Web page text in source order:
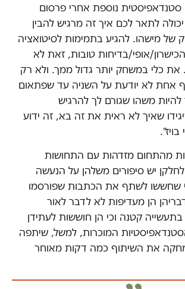
סטנדאפיסטית נוספת אחרי פרסום
לתאר לכם איך זה מרגיש להבין
של מישהו. להגיע בתמימות לסיטואציה
אופי/בדיחות טובות, זאת לא
כלי במשחק יותר גדול ממך. ולא רק
אחת לא יודעת על השניה עד שפתאום
משהו שגורם לך להרגיש
שאיך לא ראית את זה בא, זה ידוע
בויז".
מהתחום מזדהות עם התחושות
יש סיפורים משלהן על הנעשה
שחששו לשתף את הכתבות שפורסמו
הן מעדיפות לא לדבר לאור
קטנה וכי הן חוששות לעתידן
המוכרות, למשל, שיתפה
את השיתוף כמה דקות מאוחר